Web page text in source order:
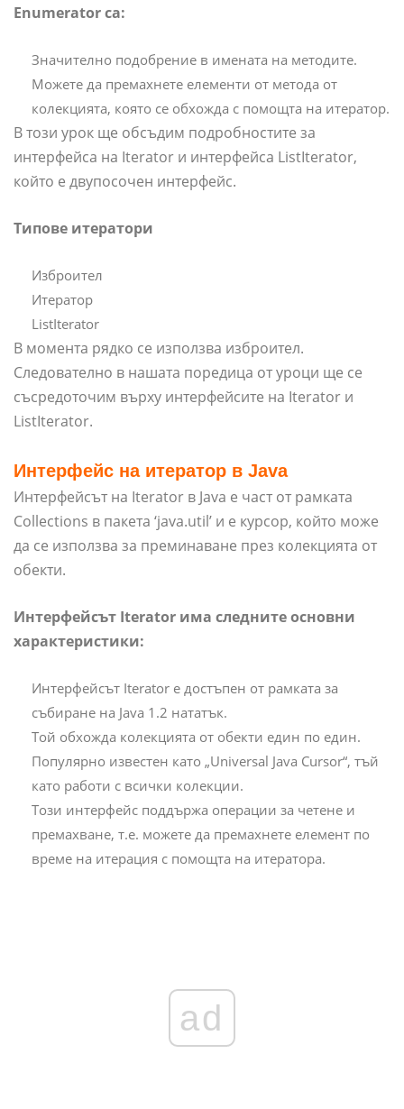
Enumerator са:
Значително подобрение в имената на методите.
Можете да премахнете елементи от метода от
колекцията, която се обхожда с помощта на итератор.
В този урок ще обсъдим подробностите за
интерфейса на Iterator и интерфейса ListIterator,
който е двупосочен интерфейс.
Типове итератори
Изброител
Итератор
ListIterator
В момента рядко се използва изброител.
Следователно в нашата поредица от уроци ще се
съсредоточим върху интерфейсите на Iterator и
ListIterator.
Интерфейс на итератор в Java
Интерфейсът на Iterator в Java е част от рамката
Collections в пакета ‘java.util’ и е курсор, който може
да се използва за преминаване през колекцията от
обекти.
Интерфейсът Iterator има следните основни
характеристики:
Интерфейсът Iterator е достъпен от рамката за
събиране на Java 1.2 нататък.
Той обхожда колекцията от обекти един по един.
Популярно известен като „Universal Java Cursor“, тъй
като работи с всички колекции.
Този интерфейс поддържа операции за четене и
премахване, т.е. можете да премахнете елемент по
време на итерация с помощта на итератора.
ad